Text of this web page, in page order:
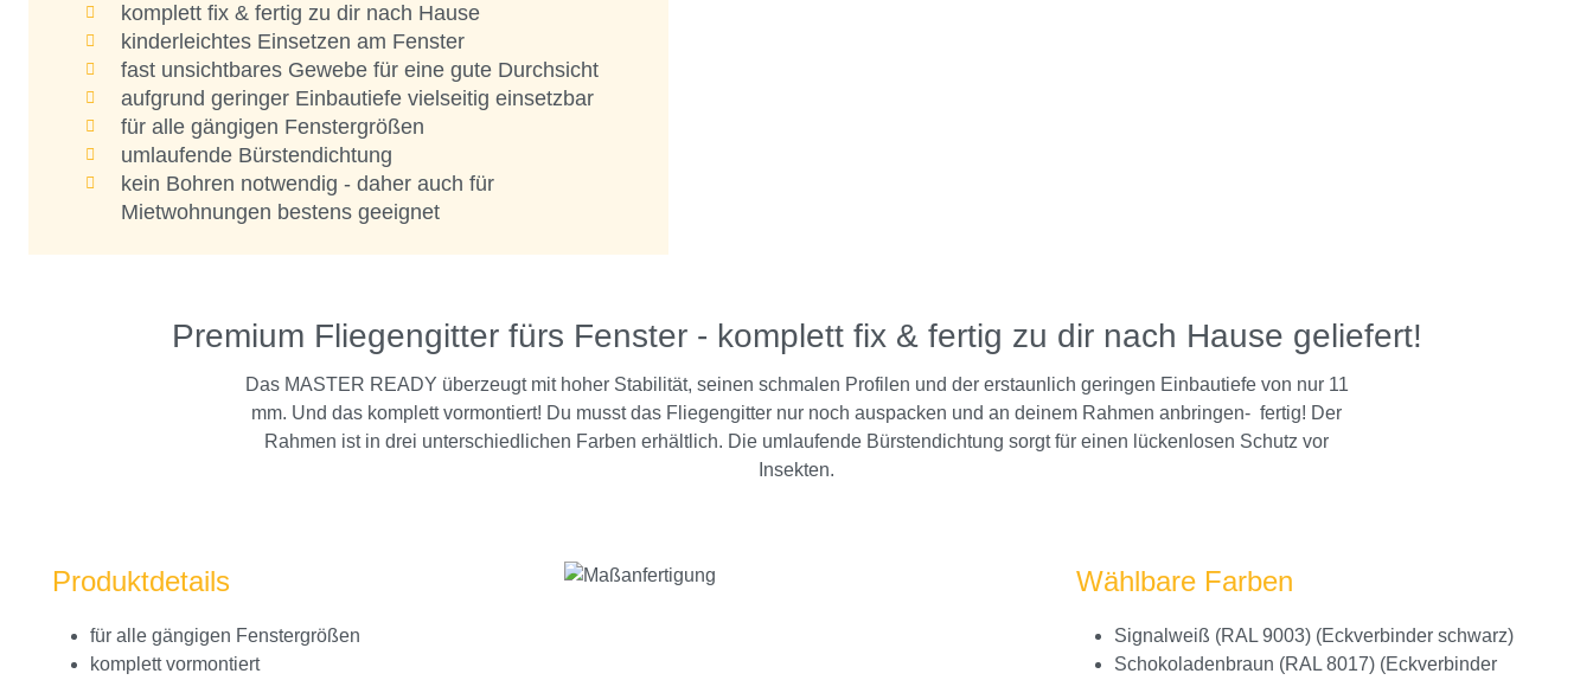
komplett fix & fertig zu dir nach Hause
kinderleichtes Einsetzen am Fenster
fast unsichtbares Gewebe für eine gute Durchsicht
aufgrund geringer Einbautiefe vielseitig einsetzbar
für alle gängigen Fenstergrößen
umlaufende Bürstendichtung
kein Bohren notwendig - daher auch für
Mietwohnungen bestens geeignet
Premium Fliegengitter fürs Fenster - komplett fix & fertig zu dir nach Hause geliefert!
Das MASTER READY überzeugt mit hoher Stabilität, seinen schmalen Profilen und der erstaunlich geringen Einbautiefe von nur 11
mm. Und das komplett vormontiert! Du musst das Fliegengitter nur noch auspacken und an deinem Rahmen anbringen-  fertig! Der
Rahmen ist in drei unterschiedlichen Farben erhältlich. Die umlaufende Bürstendichtung sorgt für einen lückenlosen Schutz vor
Insekten.
Produktdetails
für alle gängigen Fenstergrößen
komplett vormontiert
Wählbare Farben
Signalweiß (RAL 9003) (Eckverbinder schwarz)
Schokoladenbraun (RAL 8017) (Eckverbinder